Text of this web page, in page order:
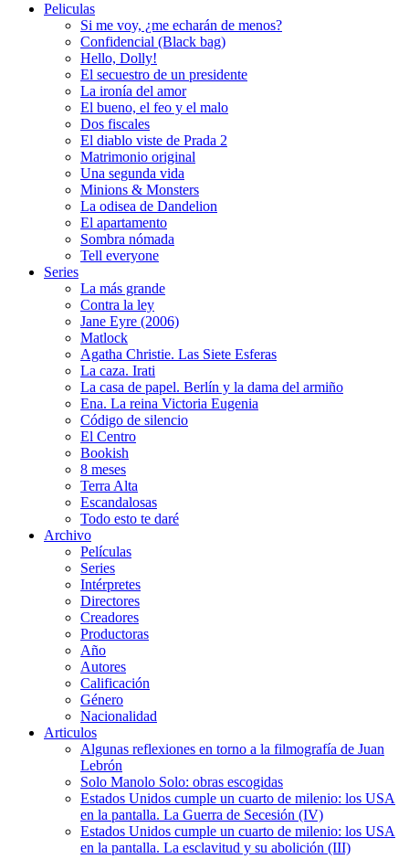
Peliculas
Si me voy, ¿me echarán de menos?
Confidencial (Black bag)
Hello, Dolly!
El secuestro de un presidente
La ironía del amor
El bueno, el feo y el malo
Dos fiscales
El diablo viste de Prada 2
Matrimonio original
Una segunda vida
Minions & Monsters
La odisea de Dandelion
El apartamento
Sombra nómada
Tell everyone
Series
La más grande
Contra la ley
Jane Eyre (2006)
Matlock
Agatha Christie. Las Siete Esferas
La caza. Irati
La casa de papel. Berlín y la dama del armiño
Ena. La reina Victoria Eugenia
Código de silencio
El Centro
Bookish
8 meses
Terra Alta
Escandalosas
Todo esto te daré
Archivo
Películas
Series
Intérpretes
Directores
Creadores
Productoras
Año
Autores
Calificación
Género
Nacionalidad
Articulos
Algunas reflexiones en torno a la filmografía de Juan
Lebrón
Solo Manolo Solo: obras escogidas
Estados Unidos cumple un cuarto de milenio: los USA
en la pantalla. La Guerra de Secesión (IV)
Estados Unidos cumple un cuarto de milenio: los USA
en la pantalla. La esclavitud y su abolición (III)